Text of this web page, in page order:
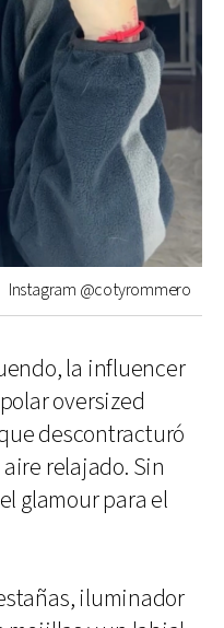
Instagram @cotyrommero
la influencer
oversized
descontracturó
relajado. Sin
glamour para el
iluminador